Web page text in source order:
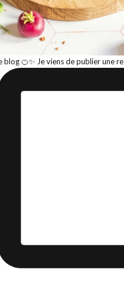
blog 🍊✨ Je viens de publier une re